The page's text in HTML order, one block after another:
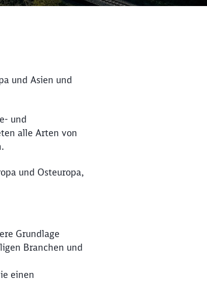
und Asien und
und
alle Arten von
und Osteuropa,
Grundlage
Branchen und
einen